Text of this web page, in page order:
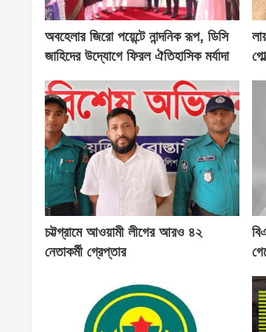
অবহেলার জিরো পয়েন্টে নান্দনিক রূপ, ডিসি
জাহিদের উদ্যোগে ফিরল ঐতিহাসিক মর্যাদা
চট্টগ্রামে আওয়ামী লীগের আরও ৪২
নেতাকর্মী গ্রেপ্তার